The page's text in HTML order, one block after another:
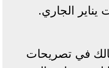
يناير الجاري.
في تصريحات